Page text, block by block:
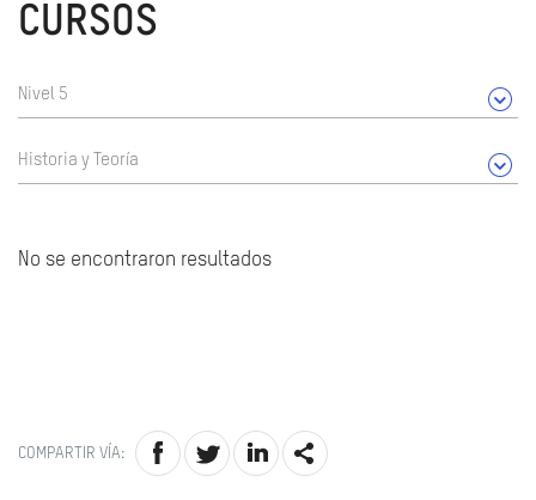
CURSOS
Nivel 5
Historia y Teoría
No se encontraron resultados
COMPARTIR VÍA: